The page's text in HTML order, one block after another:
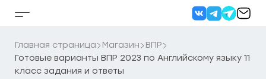
Кнопка
бокового
меню
Главная страница Магазин
ВПР
Готовые варианты ВПР 2023 по Английскому языку 11
класс задания и ответы